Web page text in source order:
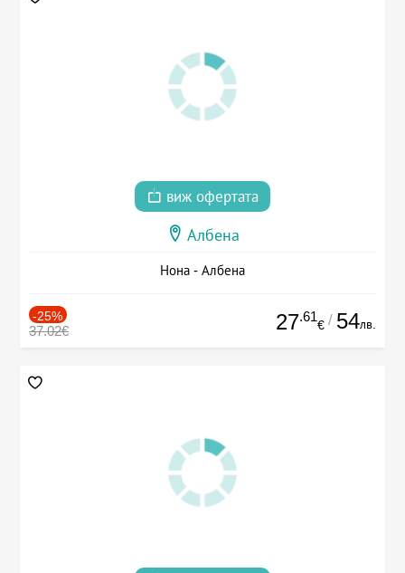
виж офертата
Албена
Нона - Албена
-25%
37.02€ 27.61
€ / 54лв.